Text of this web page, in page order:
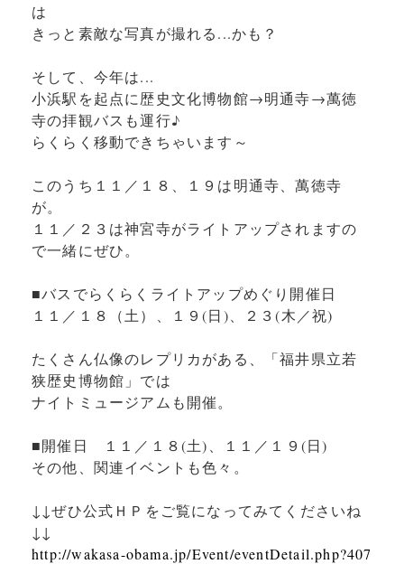
は
きっと素敵な写真が撮れる...かも？
そして、今年は...
小浜駅を起点に歴史文化博物館→明通寺→萬徳
寺の拝観バスも運行♪
らくらく移動できちゃいます～
このうち１１／１８、１９は明通寺、萬徳寺
が。
１１／２３は神宮寺がライトアップされますの
で一緒にぜひ。
■バスでらくらくライトアップめぐり開催日
１１／１８（土）、１９(日)、２３(木／祝)
たくさん仏像のレプリカがある、「福井県立若
狭歴史博物館」では
ナイトミュージアムも開催。
■開催日 １１／１８(土)、１１／１９(日)
その他、関連イベントも色々。
↓↓ぜひ公式ＨＰをご覧になってみてくださいね
↓↓
http://wakasa-obama.jp/Event/eventDetail.php?407